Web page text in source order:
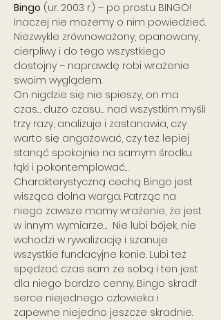
Bingo (ur. 2003 r.) – po prostu BINGO!
Inaczej nie możemy o nim powiedzieć.
Niezwykle zrównoważony, opanowany,
cierpliwy i do tego wszystkiego
dostojny – naprawdę robi wrażenie
swoim wyglądem.
On nigdzie się nie spieszy, on ma
czas… dużo czasu… nad wszystkim myśli
trzy razy, analizuje i zastanawia, czy
warto się angażować, czy też lepiej
stanąć spokojnie na samym środku
łąki i pokontemplować…
Charakterystyczną cechą Bingo jest
wisząca dolna warga. Patrząc na
niego zawsze mamy wrażenie, że jest
w innym wymiarze… Nie lubi bójek, nie
wchodzi w rywalizację i szanuje
wszystkie fundacyjne konie. Lubi też
spędzać czas sam ze sobą i ten jest
dla niego bardzo cenny. Bingo skradł
serce niejednego człowieka i
zapewne niejedno jeszcze skradnie.